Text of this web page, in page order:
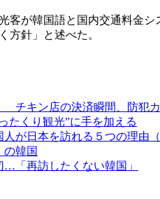
客が韓国語と国内交通料金
方針」と述べた。
チキン店の決済瞬間、防犯
たくり観光”に手を加える
が日本を訪れる５つの理由（
の韓国
「再訪したくない韓国」